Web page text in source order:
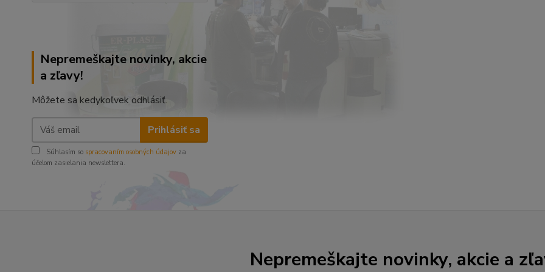
Nepremeškajte novinky, akcie
a zľavy!
Môžete sa kedykoľvek odhlásiť.
Prihlásiť sa
Súhlasím so spracovaním osobných údajov za
účelom zasielania newslettera.
Nepremeškajte novinky, akcie a